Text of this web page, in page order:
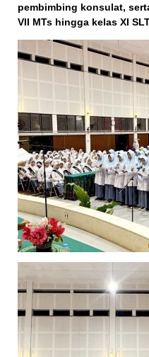
pembimbing konsulat,
VII MTs hingga kelas XI